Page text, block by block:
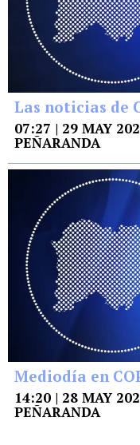
Las noticias de
07:27 | 29 MAY
PEÑARANDA
Mediodía en
14:20 | 28 MAY
PEÑARANDA